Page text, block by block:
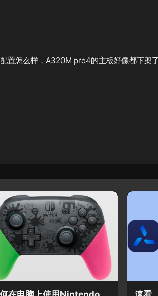
置怎么样，A320M pro4的主板好像都下架